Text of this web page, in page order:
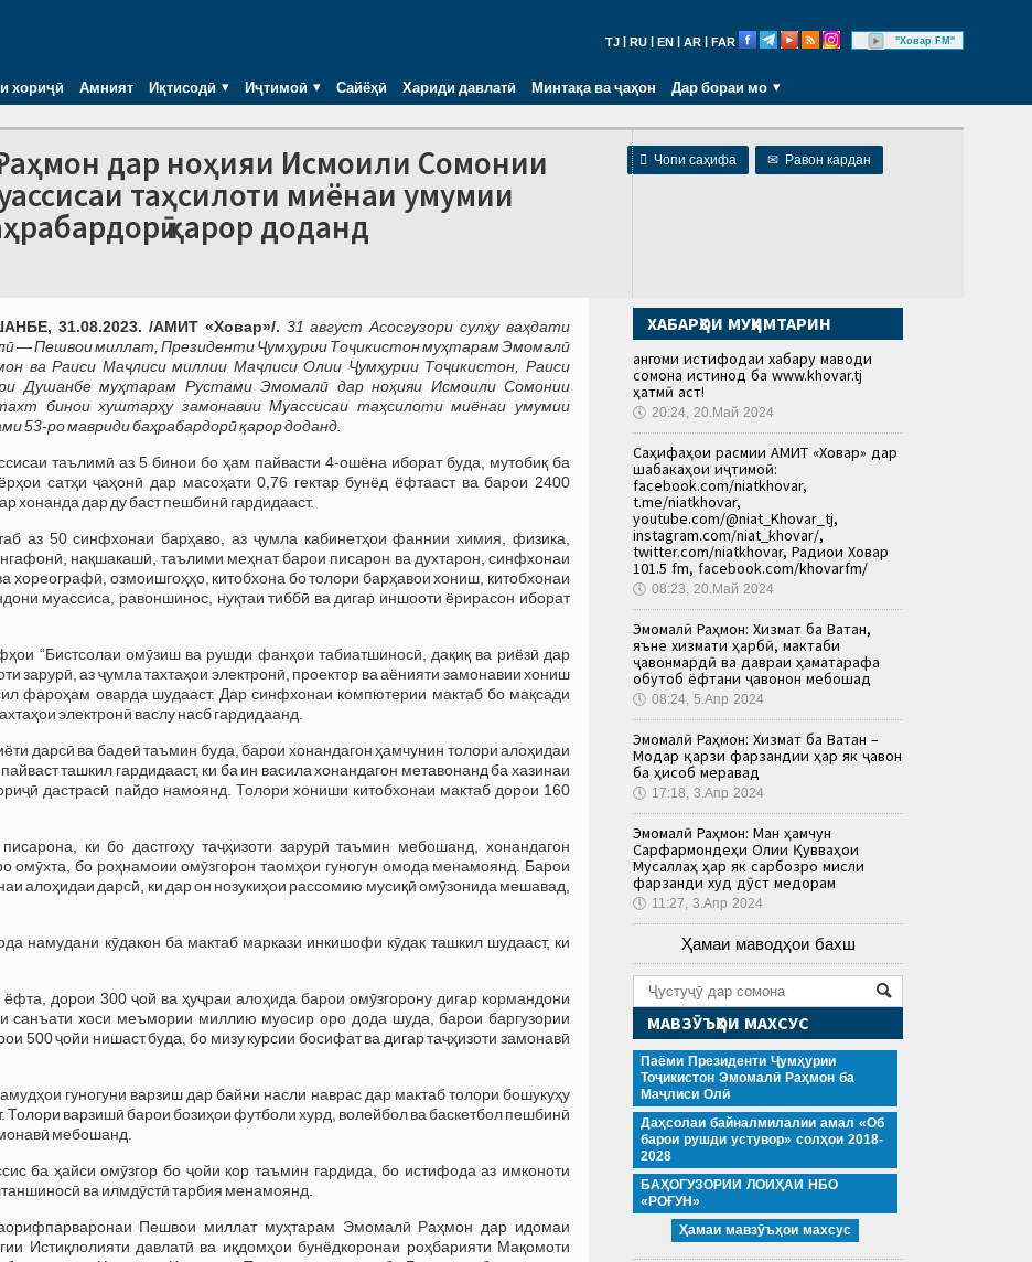
TJ RU EN AR FAR "Ховар FM"
хориҷӣ Амният Иқтисодӣ Иҷтимоӣ Сайёҳӣ Хариди давлатӣ Минтақа ва ҷаҳон Дар бораи мо
 Чопи саҳифа ✉ Равон кардан
дар ноҳияи Исмоили Сомонии
таҳсилоти миёнаи умумии
қарор доданд
31.08.2023. /АМИТ «Ховар»/. 31 август Асосгузори сулҳу ваҳдати
— Пешвои миллат, Президенти Ҷумҳурии Тоҷикистон муҳтарам Эмомалӣ
ва Раиси Маҷлиси миллии Маҷлиси Олии Ҷумҳурии Тоҷикистон, Раиси
Душанбе муҳтарам Рустами Эмомалӣ дар ноҳияи Исмоили Сомонии
бинои хуштарҳу замонавии Муассисаи таҳсилоти миёнаи умумии
53-ро мавриди баҳрабардорӣ қарор доданд.
таълимӣ аз 5 бинои бо ҳам пайвасти 4-ошёна иборат буда, мутобиқ ба
сатҳи ҷаҳонӣ дар масоҳати 0,76 гектар бунёд ёфтааст ва барои 2400
хонанда дар ду баст пешбинӣ гардидааст.
аз 50 синфхонаи барҳаво, аз ҷумла кабинетҳои фаннии химия, физика,
нақшакашӣ, таълими меҳнат барои писарон ва духтарон, синфхонаи
озмоишгоҳҳо, китобхона бо толори барҳавои хониш, китобхонаи
муассиса, равоншинос, нуқтаи тиббӣ ва дигар иншооти ёрирасон иборат
“Бистсолаи омӯзиш ва рушди фанҳои табиатшиносӣ, дақиқ ва риёзӣ дар
зарурӣ, аз ҷумла тахтаҳои электронӣ, проектор ва аёнияти замонавии хониш
фароҳам оварда шудааст. Дар синфхонаи компютерии мактаб бо мақсади
электронӣ васлу насб гардидаанд.
дарсӣ ва бадеӣ таъмин буда, барои хонандагон ҳамчунин толори алоҳидаи
ташкил гардидааст, ки ба ин васила хонандагон метавонанд ба хазинаи
дастрасӣ пайдо намоянд. Толори хониши китобхонаи мактаб дорои 160
ки бо дастгоҳу таҷҳизоти зарурӣ таъмин мебошанд, хонандагон
омӯхта, бо роҳнамоии омӯзгорон таомҳои гуногун омода менамоянд. Барои
алоҳидаи дарсӣ, ки дар он нозукиҳои рассомию мусиқӣ омӯзонида мешавад,
намудани кӯдакон ба мактаб маркази инкишофи кӯдак ташкил шудааст, ки
дорои 300 ҷой ва ҳуҷраи алоҳида барои омӯзгорону дигар кормандони
санъати хоси меъмории миллию муосир оро дода шуда, барои баргузории
500 ҷойи нишаст буда, бо мизу курсии босифат ва дигар таҷҳизоти замонавӣ
гуногуни варзиш дар байни насли наврас дар мактаб толори бошукуҳу
Толори варзишӣ барои бозиҳои футболи хурд, волейбол ва баскетбол пешбинӣ
мебошанд.
ба ҳайси омӯзгор бо ҷойи кор таъмин гардида, бо истифода аз имконоти
ва илмдӯстӣ тарбия менамоянд.
Пешвои миллат муҳтарам Эмомалӣ Раҳмон дар идомаи
Истиқлолияти давлатӣ ва иқдомҳои бунёдкоронаи роҳбарияти Мақомоти
ХАБАРҲОИ МУҲИМТАРИН
Ҳангоми истифодаи хабару маводи
сомона истинод ба www.khovar.tj
ҳатмӣ аст!
🕔 20:24, 20.Май 2024
Саҳифаҳои расмии АМИТ «Ховар» дар
шабакаҳои иҷтимоӣ:
facebook.com/niatkhovar,
t.me/niatkhovar,
youtube.com/@niat_Khovar_tj,
instagram.com/niat_khovar/,
twitter.com/niatkhovar, Радиои Ховар
101.5 fm, facebook.com/khovarfm/
🕔 08:23, 20.Май 2024
Эмомалӣ Раҳмон: Хизмат ба Ватан,
яъне хизмати ҳарбӣ, мактаби
ҷавонмардӣ ва давраи ҳаматарафа
обутоб ёфтани ҷавонон мебошад
🕔 08:24, 5.Апр 2024
Эмомалӣ Раҳмон: Хизмат ба Ватан –
Модар қарзи фарзандии ҳар як ҷавон
ба ҳисоб меравад
🕔 17:18, 3.Апр 2024
Эмомалӣ Раҳмон: Ман ҳамчун
Сарфармондеҳи Олии Қувваҳои
Мусаллаҳ ҳар як сарбозро мисли
фарзанди худ дӯст медорам
🕔 11:27, 3.Апр 2024
Ҳамаи маводҳои бахш
МАВЗӮЪҲОИ МАХСУС
Паёми Президенти Ҷумҳурии
Тоҷикистон Эмомалӣ Раҳмон ба
Маҷлиси Олӣ
Даҳсолаи байналмилалии амал «Об
барои рушди устувор» солҳои 2018-
2028
БАҲОГУЗОРИИ ЛОИҲАИ НБО
«РОҒУН»
Ҳамаи мавзӯъҳои махсус